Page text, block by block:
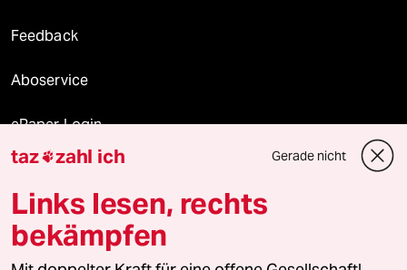
Feedback
Aboservice
ePaper Login
Downloads für Abonnierende
© 2026 taz Verlags und Vertriebs GmbH
taz zahl ich Gerade nicht
Links lesen, rechts
bekämpfen